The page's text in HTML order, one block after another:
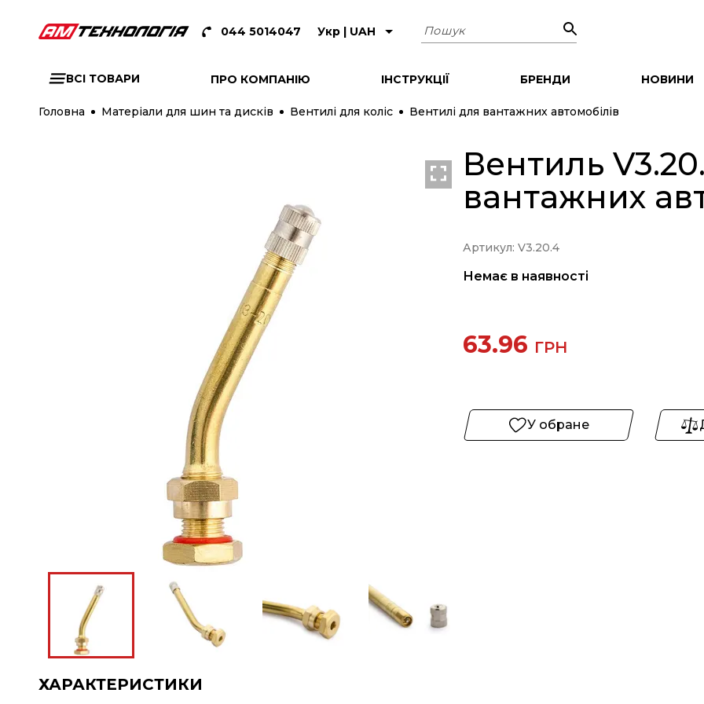
044 5014047 Укр | UAH Пошук
ВСІ ТОВАРИ ПРО КОМПАНІЮ ІНСТРУКЦІЇ БРЕНДИ НОВИНИ
Головна Матеріали для шин та дисків Вентилі для коліс Вентилі для вантажних автомобілів
Вентиль
вантажних
Артикул: V3.20.4
Немає в наявності
63.96 ГРН
У обране
ХАРАКТЕРИСТИКИ